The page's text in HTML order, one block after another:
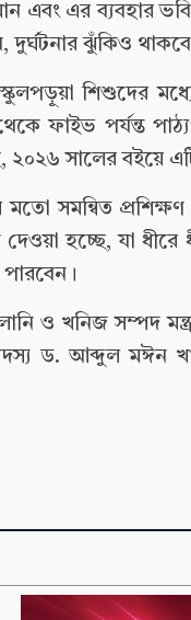
এবং এর ব্যবহার
দুর্ঘটনার ঝুঁকিও
শিশুদের
ফাইভ পর্যন্ত
২০২৬ সালের বইয়ে
সমন্বিত
হচ্ছে, যা
ও খনিজ সম্পদ
ড. আব্দুল মঈন